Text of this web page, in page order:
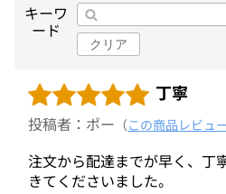
キーワ
ード
クリア
丁寧
投稿者：ポー （この商品レビュ
注文から配達までが早く、丁
きてくださいました。